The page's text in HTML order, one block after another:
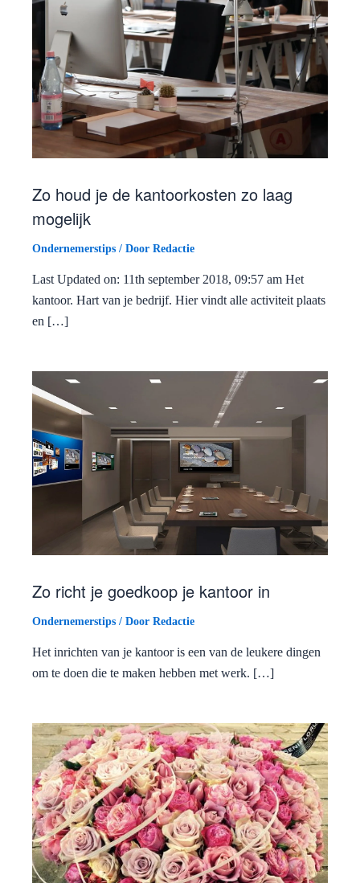
Zo houd je de kantoorkosten zo laag
mogelijk
Ondernemerstips / Door Redactie
Last Updated on: 11th september 2018, 09:57 am Het
kantoor. Hart van je bedrijf. Hier vindt alle activiteit plaats
en […]
Zo richt je goedkoop je kantoor in
Ondernemerstips / Door Redactie
Het inrichten van je kantoor is een van de leukere dingen
om te doen die te maken hebben met werk. […]